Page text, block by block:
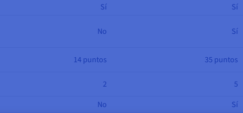
Sí Sí
No Sí
14 puntos 35 puntos
2 5
No Sí